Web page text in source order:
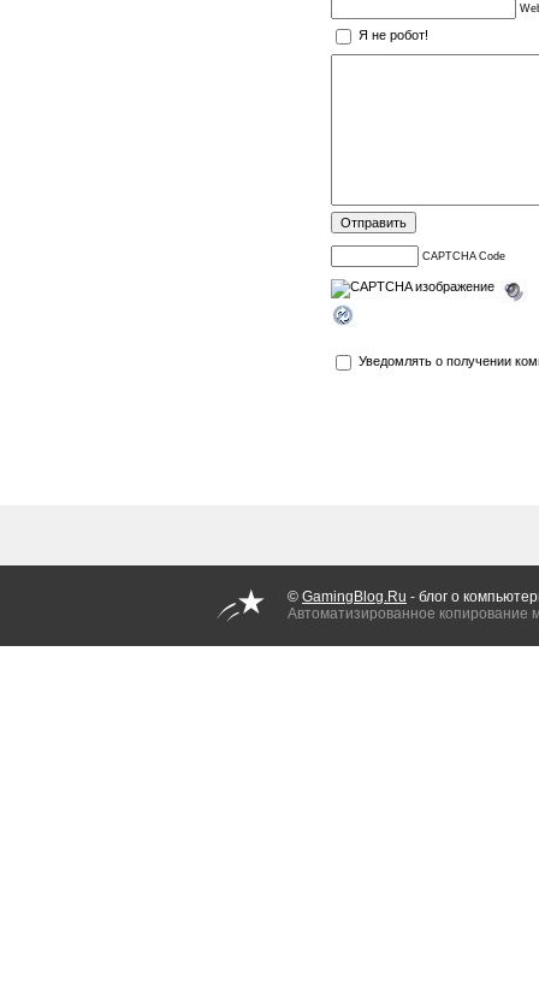
Я не робот!
CAPTCHA Code
Уведомлять о получении
© GamingBlog.Ru - блог о
Автоматизированное копирование